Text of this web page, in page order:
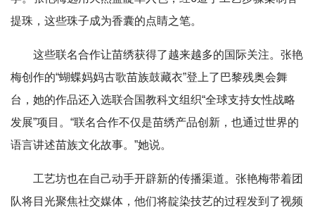
提珠，这些珠子成为香囊的点睛之笔。
这些联名合作让苗绣获得了越来越多的国际关注。张艳
梅创作的“蝴蝶妈妈古歌苗族鼓藏衣”登上了巴黎残奥会舞
台，她的作品还入选联合国教科文组织“全球支持女性战略
发展”项目。“联名合作不仅是苗绣产品创新，也通过世界的
语言讲述苗族文化故事。”她说。
工艺坊也在自己动手开辟新的传播渠道。张艳梅带着团
队将目光聚焦社交媒体，他们将靛染技艺的过程发到了视频